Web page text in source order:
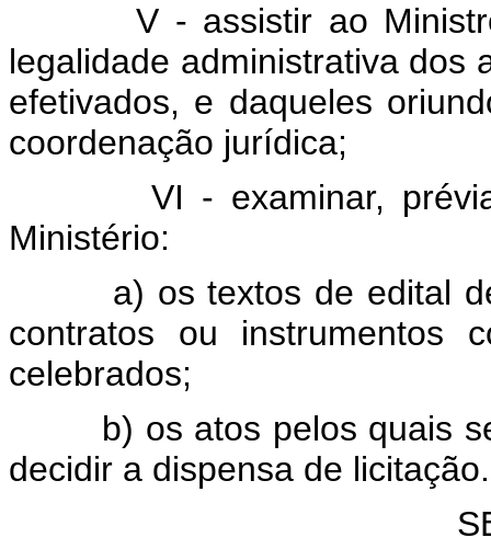
V - assistir ao Ministro
legalidade administrativa dos
efetivados, e daqueles
coordenação jurídica;
VI - examinar, prévia e
Ministério:
a) os textos de edital de
contratos ou instrumentos
celebrados;
b) os atos pelos quais se
decidir a dispensa de licitação.